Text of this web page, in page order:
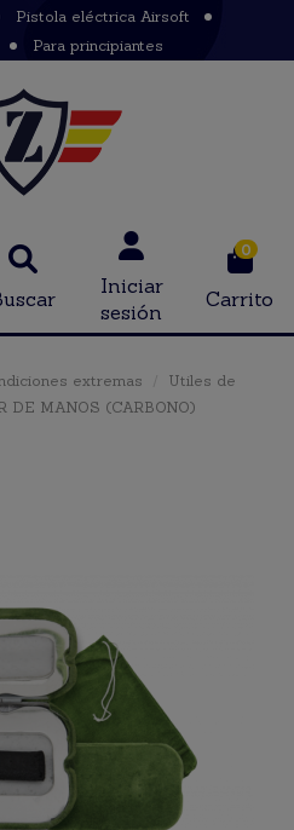
Pistola eléctrica Airsoft
Para principiantes
Iniciar
sesión
0
Carrito
extremas
Utiles de
DE MANOS (CARBONO)